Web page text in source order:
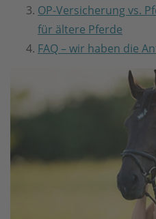
OP-Versicherung vs.
für ältere Pferde
FAQ – wir haben die